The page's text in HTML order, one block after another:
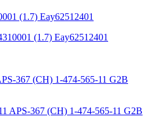
(1.7) Eay62512401
APS-367 (CH) 1-474-565-11 G2B